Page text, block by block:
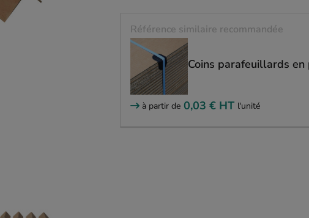
Référence similaire recommandée
Coins parafeuillards
à partir de 0,03 € HT l'unité